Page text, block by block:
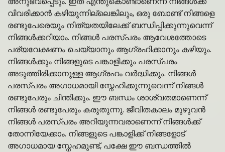
വിവരിക്കാൻ കഴിയുന്നില്ലെങ്കിലും, ഒരു ബോണ്ട് നിങ്ങളെ
രണ്ടുപേരെയും നിത്യതയിലേക്ക് ബന്ധിപ്പിക്കുന്നുവെന്ന്
നിങ്ങൾക്കറിയാം. നിങ്ങൾ പരസ്പരം ആവേശത്തോടെ
പര്യവേക്ഷണം ചെയ്യാനും ആഗ്രഹിക്കാനും കഴിയും.
നിങ്ങൾക്കും നിങ്ങളുടെ പങ്കാളിക്കും പരസ്പരം
അടുത്തിരിക്കാനുള്ള ആഗ്രഹം വർദ്ധിക്കും. നിങ്ങൾ
പരസ്പരം അഗാധമായി സ്നേഹിക്കുന്നുവെന്ന് നിങ്ങൾ
രണ്ടുപേരും ചിന്തിക്കും. ഈ ബന്ധം ശാശ്വതമാണെന്ന്
നിങ്ങൾ രണ്ടുപേരും കരുതുന്നു. ജീവിതകാലം മുഴുവൻ
നിങ്ങൾ പരസ്പരം അറിയുന്നവരാണെന്ന് നിങ്ങൾക്ക്
തോന്നിയേക്കാം. നിങ്ങളുടെ പങ്കാളിക്ക് നിങ്ങളോട്
അഗാധമായ സ്നേഹമുണ്ട്, പക്ഷേ ഈ ബന്ധത്തിൽ